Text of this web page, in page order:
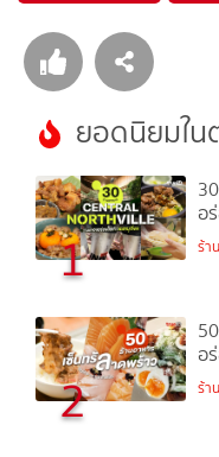
ยอดนิยมใ
1
อ
ร้า
2
อ
ร้า